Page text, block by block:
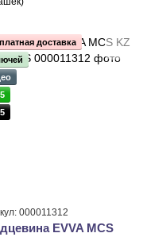
доставка
5
5
000011312
EVVA MCS